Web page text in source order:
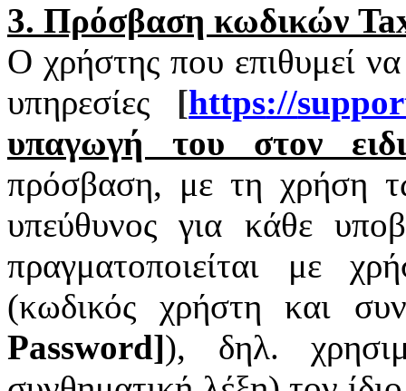
3. Πρόσβαση κωδικών
Ο χρήστης που επιθυμεί να
υπηρεσίες [https://
υπαγωγή του στον
πρόσβαση, με τη χρήση
υπεύθυνος για κάθε
πραγματοποιείται με
(κωδικός χρήστη και
Password]), δηλ.